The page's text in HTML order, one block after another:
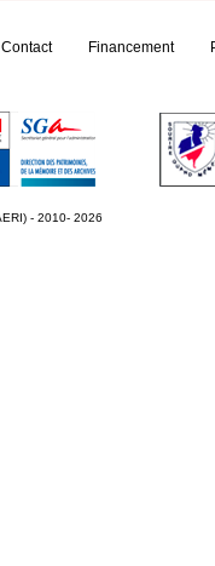
Contact Financement
- 2010- 2026